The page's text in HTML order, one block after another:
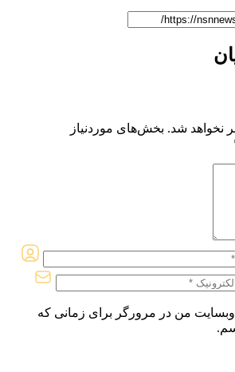
نخواهد شد. بخش‌های موردنیاز
وبسایت من در مرورگر برای زمانی که